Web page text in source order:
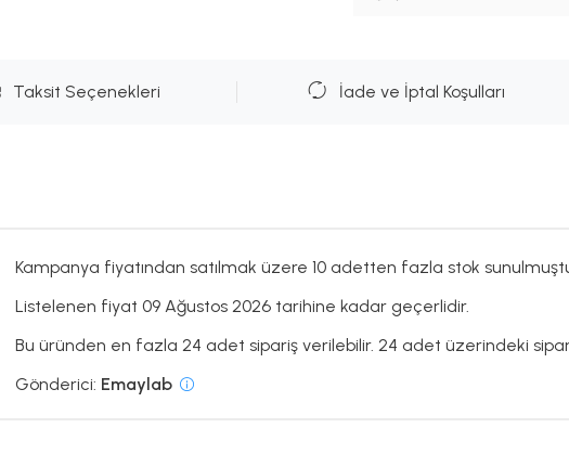
Taksit Seçenekleri İade ve İptal Koşulları
Kampanya fiyatından satılmak üzere 10 adetten fazla stok
Listelenen fiyat 09 Ağustos 2026 tarihine kadar geçerlidir.
Bu üründen en fazla 24 adet sipariş verilebilir. 24 adet üzerindeki
Gönderici: Emaylab